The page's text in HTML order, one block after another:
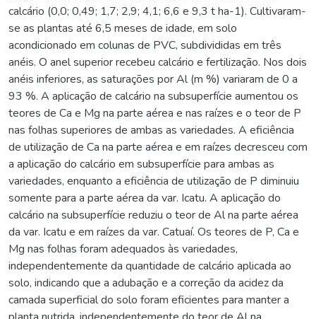
calcário (0,0; 0,49; 1,7; 2,9; 4,1; 6,6 e 9,3 t ha-1). Cultivaram-
se as plantas até 6,5 meses de idade, em solo
acondicionado em colunas de PVC, subdivididas em três
anéis. O anel superior recebeu calcário e fertilização. Nos dois
anéis inferiores, as saturações por Al (m %) variaram de 0 a
93 %. A aplicação de calcário na subsuperfície aumentou os
teores de Ca e Mg na parte aérea e nas raízes e o teor de P
nas folhas superiores de ambas as variedades. A eficiência
de utilização de Ca na parte aérea e em raízes decresceu com
a aplicação do calcário em subsuperfície para ambas as
variedades, enquanto a eficiência de utilização de P diminuiu
somente para a parte aérea da var. Icatu. A aplicação do
calcário na subsuperfície reduziu o teor de Al na parte aérea
da var. Icatu e em raízes da var. Catuaí. Os teores de P, Ca e
Mg nas folhas foram adequados às variedades,
independentemente da quantidade de calcário aplicada ao
solo, indicando que a adubação e a correção da acidez da
camada superficial do solo foram eficientes para manter a